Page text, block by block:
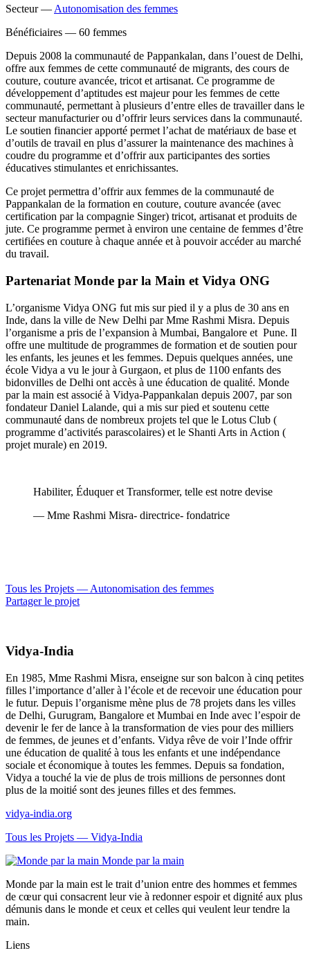
Secteur — Autonomisation des femmes
Bénéficiaires — 60 femmes
Depuis 2008 la communauté de Pappankalan, dans l’ouest de Delhi,
offre aux femmes de cette communauté de migrants, des cours de
couture, couture avancée, tricot et artisanat. Ce programme de
développement d’aptitudes est majeur pour les femmes de cette
communauté, permettant à plusieurs d’entre elles de travailler dans le
secteur manufacturier ou d’offrir leurs services dans la communauté.
Le soutien financier apporté permet l’achat de matériaux de base et
d’outils de travail en plus d’assurer la maintenance des machines à
coudre du programme et d’offrir aux participantes des sorties
éducatives stimulantes et enrichissantes.
Ce projet permettra d’offrir aux femmes de la communauté de
Pappankalan de la formation en couture, couture avancée (avec
certification par la compagnie Singer) tricot, artisanat et produits de
jute. Ce programme permet à environ une centaine de femmes d’être
certifiées en couture à chaque année et à pouvoir accéder au marché
du travail.
Partenariat Monde par la Main et Vidya ONG
L’organisme Vidya ONG fut mis sur pied il y a plus de 30 ans en
Inde, dans la ville de New Delhi par Mme Rashmi Misra. Depuis
l’organisme a pris de l’expansion à Mumbai, Bangalore et Pune. Il
offre une multitude de programmes de formation et de soutien pour
les enfants, les jeunes et les femmes. Depuis quelques années, une
école Vidya a vu le jour à Gurgaon, et plus de 1100 enfants des
bidonvilles de Delhi ont accès à une éducation de qualité. Monde
par la main est associé à Vidya-Pappankalan depuis 2007, par son
fondateur Daniel Lalande, qui a mis sur pied et soutenu cette
communauté dans de nombreux projets tel que le Lotus Club (
programme d’activités parascolaires) et le Shanti Arts in Action (
projet murale) en 2019.
Habiliter, Éduquer et Transformer, telle est notre devise
— Mme Rashmi Misra- directrice- fondatrice
Tous les Projets — Autonomisation des femmes
Partager le projet
Vidya-India
En 1985, Mme Rashmi Misra, enseigne sur son balcon à cinq petites
filles l’importance d’aller à l’école et de recevoir une éducation pour
le futur. Depuis l’organisme mène plus de 78 projets dans les villes
de Delhi, Gurugram, Bangalore et Mumbai en Inde avec l’espoir de
devenir le fer de lance à la transformation de vies pour des milliers
de femmes, de jeunes et d’enfants. Vidya rêve de voir l’Inde offrir
une éducation de qualité à tous les enfants et une indépendance
sociale et économique à toutes les femmes. Depuis sa fondation,
Vidya a touché la vie de plus de trois millions de personnes dont
plus de la moitié sont des jeunes filles et des femmes.
vidya-india.org
Tous les Projets — Vidya-India
Monde par la main
Monde par la main est le trait d’union entre des hommes et femmes
de cœur qui consacrent leur vie à redonner espoir et dignité aux plus
démunis dans le monde et ceux et celles qui veulent leur tendre la
main.
Liens